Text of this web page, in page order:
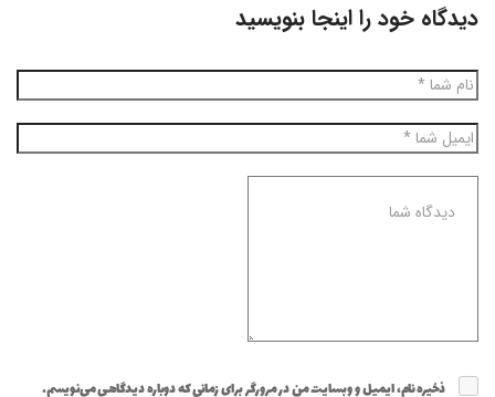
دیدگاه خود را اینجا بنویسید
ذخیره نام، ایمیل و وبسایت من در مرورگر برای زمانی که دوباره دیدگاهی می‌نویسم.